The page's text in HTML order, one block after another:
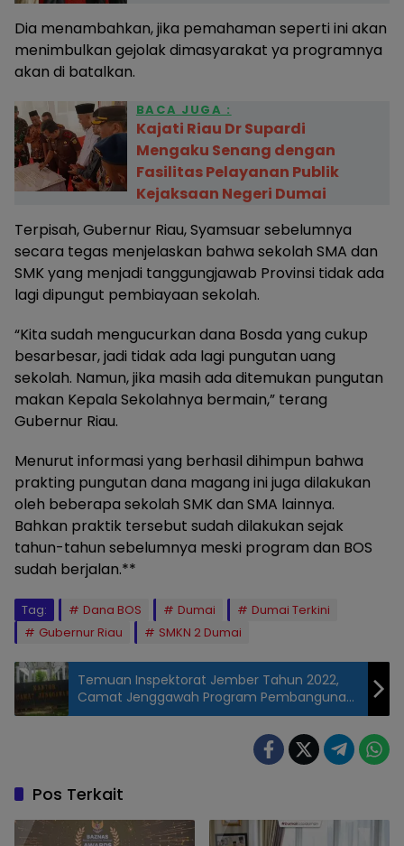
Dia menambahkan, jika pemahaman seperti ini akan
menimbulkan gejolak dimasyarakat ya programnya
akan di batalkan.
BACA JUGA :
Kajati Riau Dr Supardi
Mengaku Senang dengan
Fasilitas Pelayanan Publik
Kejaksaan Negeri Dumai
Terpisah, Gubernur Riau, Syamsuar sebelumnya
secara tegas menjelaskan bahwa sekolah SMA dan
SMK yang menjadi tanggungjawab Provinsi tidak ada
lagi dipungut pembiayaan sekolah.
“Kita sudah mengucurkan dana Bosda yang cukup
besarbesar, jadi tidak ada lagi pungutan uang
sekolah. Namun, jika masih ada ditemukan pungutan
makan Kepala Sekolahnya bermain,” terang
Gubernur Riau.
Menurut informasi yang berhasil dihimpun bahwa
prakting pungutan dana magang ini juga dilakukan
oleh beberapa sekolah SMK dan SMA lainnya.
Bahkan praktik tersebut sudah dilakukan sejak
tahun-tahun sebelumnya meski program dan BOS
sudah berjalan.**
Tag: Dana BOS Dumai
Dumai Terkini
Gubernur Riau
SMKN 2 Dumai
Temuan Inspektorat Jember Tahun 2022,
Camat Jenggawah Program Pembangunan
2023 Tetap Jalan
Pos Terkait